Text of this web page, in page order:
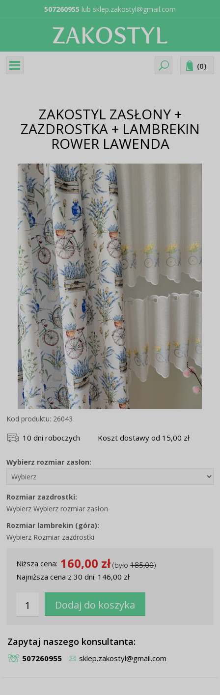
507260955 lub sklep.zakostyl@gmail.com
(0)
ZAKOSTYL ZASŁONY +
ZAZDROSTKA + LAMBREKIN
ROWER LAWENDA
Kod produktu: 26043
10 dni roboczych Koszt dostawy od 15,00 zł
Wybierz rozmiar zasłon:
Rozmiar zazdrostki:
Wybierz Wybierz rozmiar zasłon
Rozmiar lambrekin (góra):
Wybierz Rozmiar zazdrostki
Niższa cena: 160,00 zł(było185,00)
Najniższa cena z 30 dni: 146,00 zł
Zapytaj naszego konsultanta:
507260955 sklep.zakostyl@gmail.com